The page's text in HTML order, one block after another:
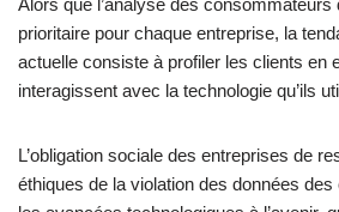
Alors que l’analyse des consommateurs
prioritaire pour chaque entreprise, la
actuelle consiste à profiler les clients en
interagissent avec la technologie qu’ils
L’obligation sociale des entreprises de
éthiques de la violation des données